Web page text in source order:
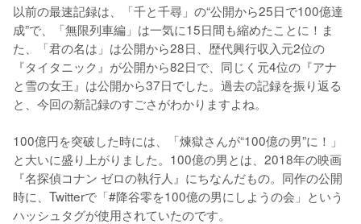
以前の最速記録は、「千と千尋」の“公開から25日で100億達
成”で、「無限列車編」は一気に15日間も縮めたことに！ま
た、「君の名は」は公開から28日、歴代興行収入元2位の
『タイタニック』が公開から82日で、同じく元4位の『アナ
と雪の女王』は公開から37日でした。過去の記録を振り返る
と、今回の新記録のすごさがわかりますよね。
100億円を突破した時には、「煉獄さんが“100億の男”に！」
と大いに盛り上がりました。100億の男とは、2018年の映画
『名探偵コナン ゼロの執行人』にちなんだもの。同作の公開
時に、Twitterで「#降谷零を100億の男にしようの会」という
ハッシュタグが使用されていたのです。